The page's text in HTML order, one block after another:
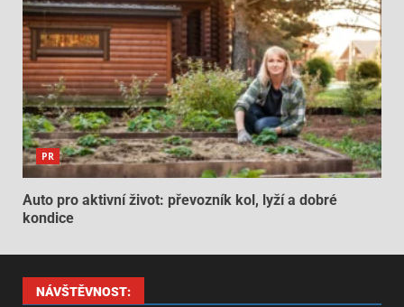
PR
Auto pro aktivní život: převozník kol, lyží a dobré
kondice
NÁVŠTĚVNOST: